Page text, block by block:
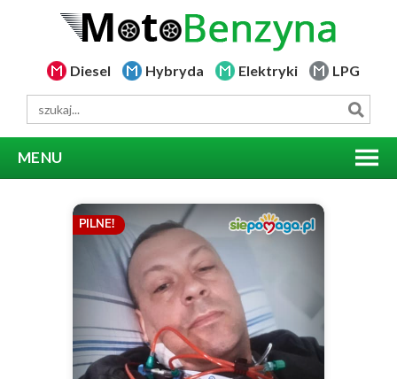
Diesel Hybryda Elektryki LPG
MENU